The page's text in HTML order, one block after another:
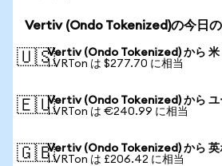
Vertiv (Ondo Tokenized)の今日
🇺🇸Vertiv (Ondo Tokenized) から 米
1 VRTon は $277.70 に相当
🇪🇺Vertiv (Ondo Tokenized) から ユ
1 VRTon は €240.99 に相当
🇬🇧Vertiv (Ondo Tokenized) から 英
1 VRTon は £206.42 に相当